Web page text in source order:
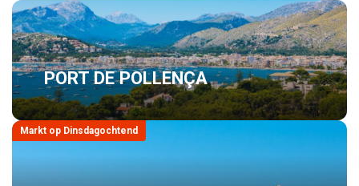
PORT DE POLLENÇA
Markt op Dinsdagochtend